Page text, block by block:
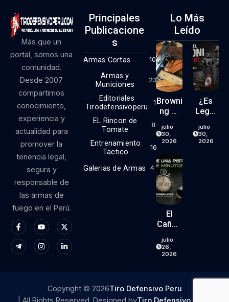
Más que un
portal, somos una
comunidad.
Desde 2007
compartimos
conocimiento,
experiencia y
actualidad para
promover la
tenencia legal,
segura y
responsable de
las armas de
fuego en el Perú.
Principales
Publicacione
S
Armas Cortas 10
Armas y
Municiones
23
Editoriales
Tirodefensivoperu
1
EL Rincon de
Tomate
8
Entrenamiento
Tactico
16
Galerias de Armas 4
Lo Más
Leído
Browni
Ng Hi
9mm
(parte
1)
julio
30,
2026
¿Es
Legal
RONI
En El
julio
30,
2026
El
Cañón
Una
Pistola
De 2
Minuto
julio
26,
2026
Copyright © 2026Tiro Defensivo Peru
| All Rights Reserved. Designed byTiro Defensivo Peru